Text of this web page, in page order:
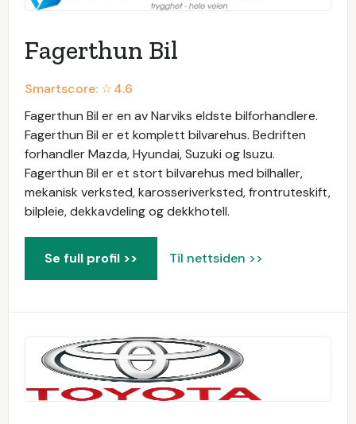
Fagerthun Bil
Smartscore: ☆4.6
Fagerthun Bil er en av Narviks eldste bilforhandlere.
Fagerthun Bil er et komplett bilvarehus. Bedriften
forhandler Mazda, Hyundai, Suzuki og Isuzu.
Fagerthun Bil er et stort bilvarehus med bilhaller,
mekanisk verksted, karosseriverksted, frontruteskift,
bilpleie, dekkavdeling og dekkhotell.
Se full profil >> Til nettsiden >>